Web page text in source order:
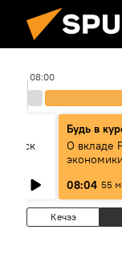
08:00
Будь в
О вкладе
08:04 55
Кечээ